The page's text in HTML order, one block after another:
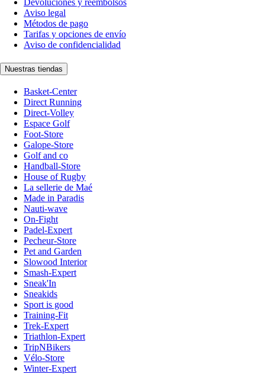
Devoluciones y reembolsos
Aviso legal
Métodos de pago
Tarifas y opciones de envío
Aviso de confidencialidad
Nuestras tiendas
Basket-Center
Direct Running
Direct-Volley
Espace Golf
Foot-Store
Galope-Store
Golf and co
Handball-Store
House of Rugby
La sellerie de Maé
Made in Paradis
Nauti-wave
On-Fight
Padel-Expert
Pecheur-Store
Pet and Garden
Slowood Interior
Smash-Expert
Sneak'In
Sneakids
Sport is good
Training-Fit
Trek-Expert
Triathlon-Expert
TripNBikers
Vélo-Store
Winter-Expert